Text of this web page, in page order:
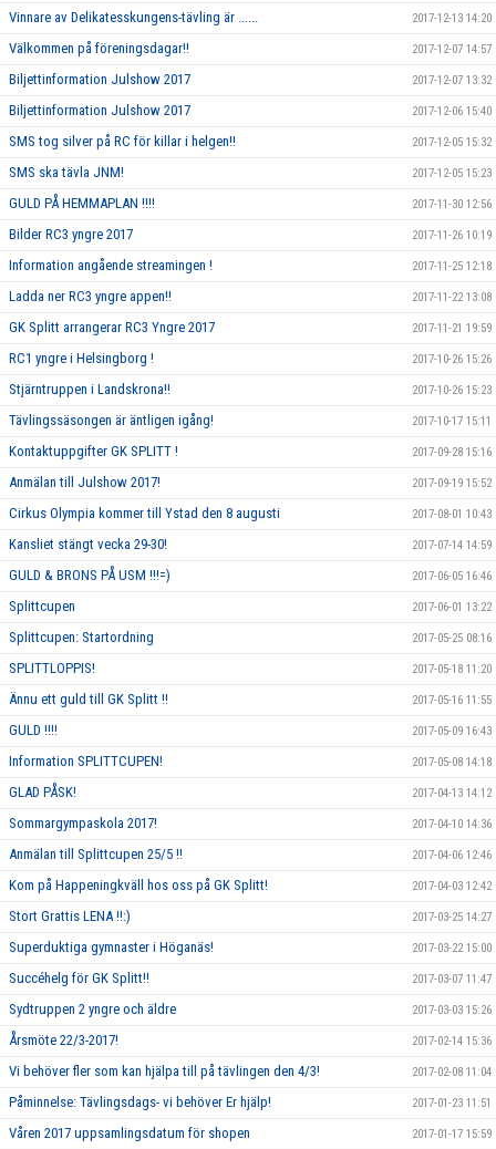
Vinnare av Delikatesskungens-tävling är ...... 2017-12-13 14:20
Välkommen på föreningsdagar!! 2017-12-07 14:57
Biljettinformation Julshow 2017 2017-12-07 13:32
Biljettinformation Julshow 2017 2017-12-06 15:40
SMS tog silver på RC för killar i helgen!! 2017-12-05 15:32
SMS ska tävla JNM! 2017-12-05 15:23
GULD PÅ HEMMAPLAN !!!! 2017-11-30 12:56
Bilder RC3 yngre 2017 2017-11-26 10:19
Information angående streamingen ! 2017-11-25 12:18
Ladda ner RC3 yngre appen!! 2017-11-22 13:08
GK Splitt arrangerar RC3 Yngre 2017 2017-11-21 19:59
RC1 yngre i Helsingborg ! 2017-10-26 15:26
Stjärntruppen i Landskrona!! 2017-10-26 15:23
Tävlingssäsongen är äntligen igång! 2017-10-17 15:11
Kontaktuppgifter GK SPLITT ! 2017-09-28 15:16
Anmälan till Julshow 2017! 2017-09-19 15:52
Cirkus Olympia kommer till Ystad den 8 augusti 2017-08-01 10:43
Kansliet stängt vecka 29-30! 2017-07-14 14:59
GULD & BRONS PÅ USM !!!=) 2017-06-05 16:46
Splittcupen 2017-06-01 13:22
Splittcupen: Startordning 2017-05-25 08:16
SPLITTLOPPIS! 2017-05-18 11:20
Ännu ett guld till GK Splitt !! 2017-05-16 11:55
GULD !!!! 2017-05-09 16:43
Information SPLITTCUPEN! 2017-05-08 14:18
GLAD PÅSK! 2017-04-13 14:12
Sommargympaskola 2017! 2017-04-10 14:36
Anmälan till Splittcupen 25/5 !! 2017-04-06 12:46
Kom på Happeningkväll hos oss på GK Splitt! 2017-04-03 12:42
Stort Grattis LENA !!:) 2017-03-25 14:27
Superduktiga gymnaster i Höganäs! 2017-03-22 15:00
Succéhelg för GK Splitt!! 2017-03-07 11:47
Sydtruppen 2 yngre och äldre 2017-03-03 15:26
Årsmöte 22/3-2017! 2017-02-14 15:36
Vi behöver fler som kan hjälpa till på tävlingen den 4/3! 2017-02-08 11:04
Påminnelse: Tävlingsdags- vi behöver Er hjälp! 2017-01-23 11:51
Våren 2017 uppsamlingsdatum för shopen 2017-01-17 15:59